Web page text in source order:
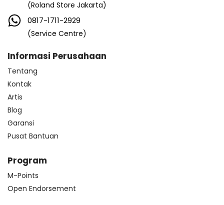
(Roland Store Jakarta)
0817-1711-2929
(Service Centre)
Informasi Perusahaan
Tentang
Kontak
Artis
Blog
Garansi
Pusat Bantuan
Program
M-Points
Open Endorsement